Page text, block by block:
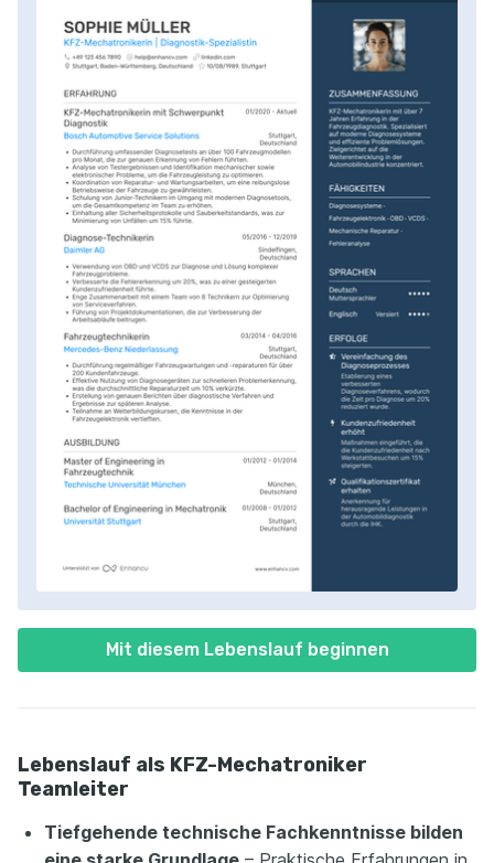
Mit diesem Lebenslauf beginnen
Lebenslauf als KFZ-Mechatroniker
Teamleiter
Tiefgehende technische Fachkenntnisse bilden